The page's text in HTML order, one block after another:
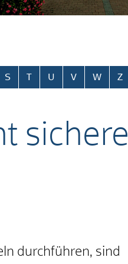
S T U V W Z
sichere
durchführen, sind